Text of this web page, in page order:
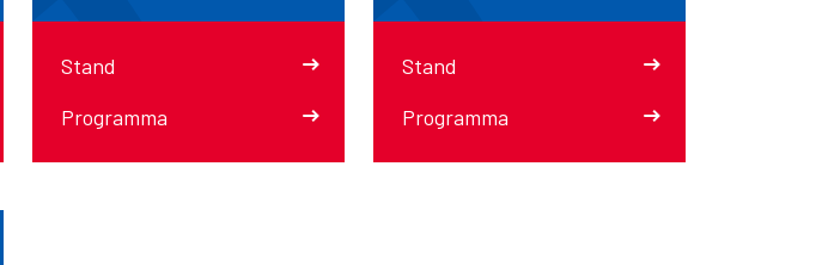
Stand
Programma
Stand
Programma